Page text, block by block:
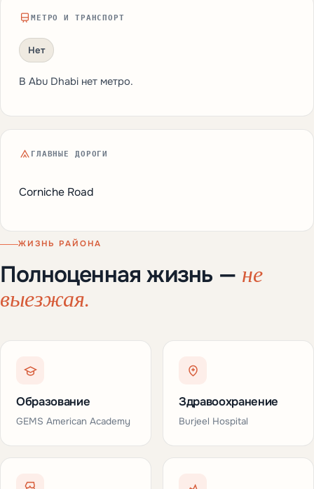
МЕТРО И ТРАНСПОРТ
Нет
В Abu Dhabi нет метро.
ГЛАВНЫЕ ДОРОГИ
Corniche Road
ЖИЗНЬ РАЙОНА
Полноценная жизнь — не
выезжая.
Образование
GEMS American Academy
Здравоохранение
Burjeel Hospital